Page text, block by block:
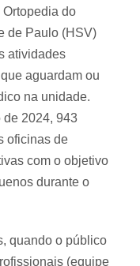
do
de Paulo (HSV)
atividades
aguardam ou
na unidade.
de 2024, 943
oficinas de
com o objetivo
durante o
quando o público
(equipe